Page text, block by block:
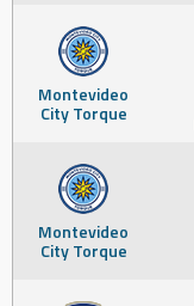
Montevideo
City Torque
Montevideo
City Torque